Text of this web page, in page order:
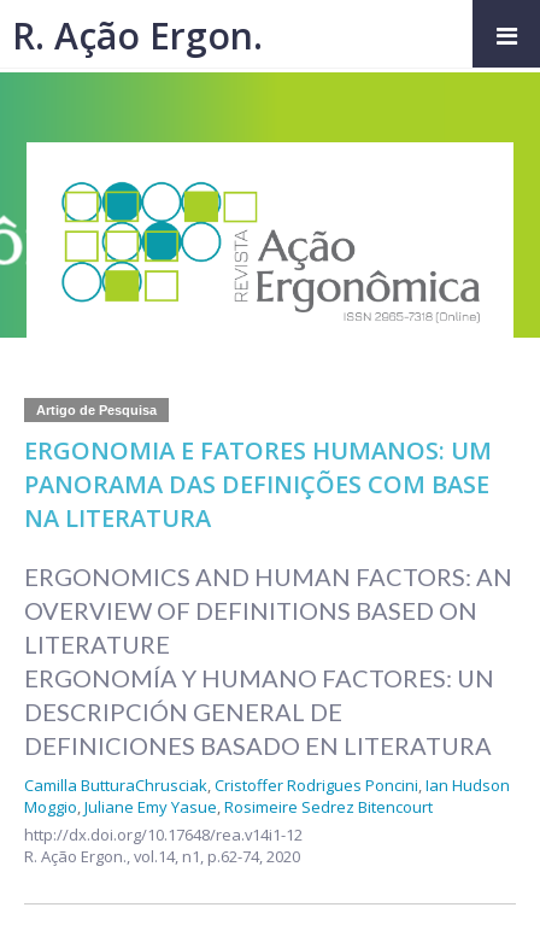
Artigo de Pesquisa
ERGONOMIA E FATORES HUMANOS: UM
PANORAMA DAS DEFINIÇÕES COM BASE
NA LITERATURA
ERGONOMICS AND HUMAN FACTORS: AN
OVERVIEW OF DEFINITIONS BASED ON
LITERATURE
ERGONOMÍA Y HUMANO FACTORES: UN
DESCRIPCIÓN GENERAL DE
DEFINICIONES BASADO EN LITERATURA
Camilla ButturaChrusciak,Cristoffer Rodrigues Poncini,Ian Hudson
Moggio,Juliane Emy Yasue,Rosimeire Sedrez Bitencourt
http://dx.doi.org/10.17648/rea.v14i1-12
R. Ação Ergon.,vol.14, n1, p.62-74, 2020
R. Ação Ergon.